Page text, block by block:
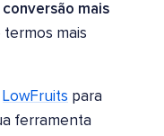
mais
termos mais
LowFruits para
ferramenta